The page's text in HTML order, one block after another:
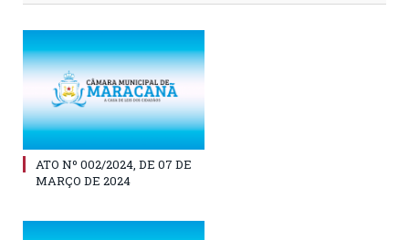
ATO Nº 002/2024, DE 07 DE
MARÇO DE 2024